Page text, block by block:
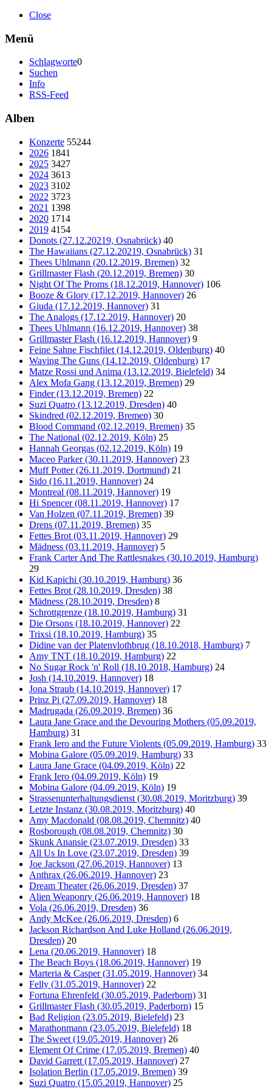
Close
Menü
Schlagworte0
Suchen
Info
RSS-Feed
Alben
Konzerte 55244
2026 1841
2025 3427
2024 3613
2023 3102
2022 3723
2021 1398
2020 1714
2019 4154
Donots (27.12.20219, Osnabrück) 40
The Hawaiians (27.12.20219, Osnabrück) 31
Thees Uhlmann (20.12.2019, Bremen) 32
Grillmaster Flash (20.12.2019, Bremen) 30
Night Of The Proms (18.12.2019, Hannover) 106
Booze & Glory (17.12.2019, Hannover) 26
Giuda (17.12.2019, Hannover) 31
The Analogs (17.12.2019, Hannover) 20
Thees Uhlmann (16.12.2019, Hannover) 38
Grillmaster Flash (16.12.2019, Hannover) 9
Feine Sahne Fischfilet (14.12.2019, Oldenburg) 40
Waving The Guns (14.12.2019, Oldenburg) 17
Matze Rossi und Anima (13.12.2019, Bielefeld) 34
Alex Mofa Gang (13.12.2019, Bremen) 29
Finder (13.12.2019, Bremen) 22
Suzi Quatro (13.12.2019, Dresden) 40
Skindred (02.12.2019, Bremen) 30
Blood Command (02.12.2019, Bremen) 35
The National (02.12.2019, Köln) 25
Hannah Georgas (02.12.2019, Köln) 19
Maceo Parker (30.11.2019, Hannover) 23
Muff Potter (26.11.2019, Dortmund) 21
Sido (16.11.2019, Hannover) 24
Montreal (08.11.2019, Hannover) 19
Hi Spencer (08.11.2019, Hannover) 17
Van Holzen (07.11.2019, Bremen) 39
Drens (07.11.2019, Bremen) 35
Fettes Brot (03.11.2019, Hannover) 29
Mädness (03.11.2019, Hannover) 5
Frank Carter And The Rattlesnakes (30.10.2019, Hamburg)
29
Kid Kapichi (30.10.2019, Hamburg) 36
Fettes Brot (28.10.2019, Dresden) 38
Mädness (28.10.2019, Dresden) 8
Schrottgrenze (18.10.2019, Hamburg) 31
Die Orsons (18.10.2019, Hannover) 22
Trixsi (18.10.2019, Hamburg) 35
Didine van der Platenvlothbrug (18.10.2018, Hamburg) 7
Amy TNT (18.10.2019, Hamburg) 22
No Sugar Rock 'n' Roll (18.10.2018, Hamburg) 24
Josh (14.10.2019, Hannover) 18
Jona Straub (14.10.2019, Hannover) 17
Prinz Pi (27.09.2019, Hannover) 18
Madrugada (26.09.2019, Bremen) 36
Laura Jane Grace and the Devouring Mothers (05.09.2019,
Hamburg) 31
Frank Iero and the Future Violents (05.09.2019, Hamburg) 33
Mobina Galore (05.09.2019, Hamburg) 33
Laura Jane Grace (04.09.2019, Köln) 22
Frank Iero (04.09.2019, Köln) 19
Mobina Galore (04.09.2019, Köln) 19
Strassenunterhaltungsdienst (30.08.2019, Moritzburg) 39
Letzte Instanz (30.08.2019, Moritzburg) 40
Amy Macdonald (08.08.2019, Chemnitz) 40
Rosborough (08.08.2019, Chemnitz) 30
Skunk Anansie (23.07.2019, Dresden) 33
All Us In Love (23.07.2019, Dresden) 39
Joe Jackson (27.06.2019, Hannover) 13
Anthrax (26.06.2019, Hannover) 23
Dream Theater (26.06.2019, Dresden) 37
Alien Weaponry (26.06.2019, Hannover) 18
Vola (26.06.2019, Dresden) 36
Andy McKee (26.06.2019, Dresden) 6
Jackson Richardson And Luke Holland (26.06.2019,
Dresden) 20
Lena (20.06.2019, Hannover) 18
The Beach Boys (18.06.2019, Hannover) 19
Marteria & Casper (31.05.2019, Hannover) 34
Felly (31.05.2019, Hannover) 22
Fortuna Ehrenfeld (30.05.2019, Paderborn) 31
Grillmaster Flash (30.05.2019, Paderborn) 15
Bad Religion (23.05.2019, Bielefeld) 23
Marathonmann (23.05.2019, Bielefeld) 18
The Sweet (19.05.2019, Hannover) 26
Element Of Crime (17.05.2019, Bremen) 40
David Garrett (17.05.2019, Hannover) 27
Isolation Berlin (17.05.2019, Bremen) 39
Suzi Quatro (15.05.2019, Hannover) 25